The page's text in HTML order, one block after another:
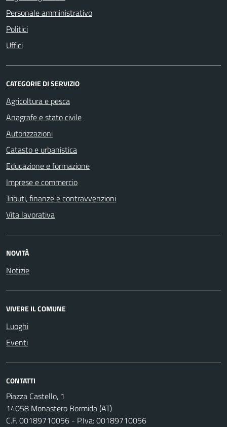
Personale amministrativo
Politici
Uffici
CATEGORIE DI SERVIZIO
Agricoltura e pesca
Anagrafe e stato civile
Autorizzazioni
Catasto e urbanistica
Educazione e formazione
Imprese e commercio
Tributi, finanze e contravvenzioni
Vita lavorativa
NOVITÀ
Notizie
VIVERE IL COMUNE
Luoghi
Eventi
CONTATTI
Piazza Castello, 1
14058 Monastero Bormida (AT)
C.F. 00189710056 - P.Iva: 00189710056